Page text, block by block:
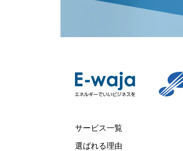
サービス一覧
選ばれる理由